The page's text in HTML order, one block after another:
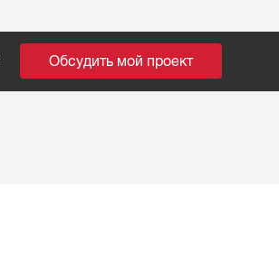
Обсудить мой проект